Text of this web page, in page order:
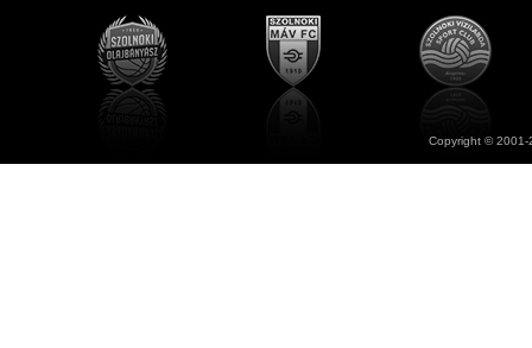
Copyright ©